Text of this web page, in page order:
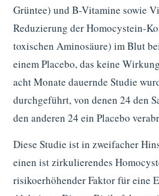
Grüntee) und B-Vitamine sowie
Reduzierung der Homocystein-
toxischen Aminosäure) im Blut
einem Placebo, das keine
acht Monate dauernde Studie
durchgeführt, von denen 24 den
den anderen 24 ein Placebo
Diese Studie ist in zweifacher
einen ist zirkulierendes
risikoerhöhender Faktor für eine